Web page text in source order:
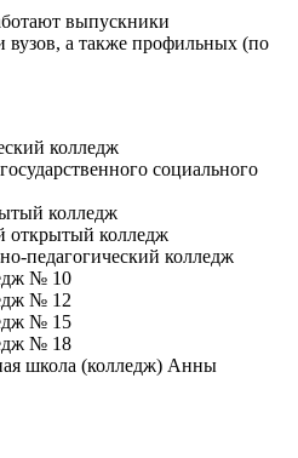
выпускники
вузов, а также профильных (по
колледж
социального
колледж
открытый колледж
педагогический колледж
№ 10
№ 12
№ 15
№ 18
школа (колледж) Анны